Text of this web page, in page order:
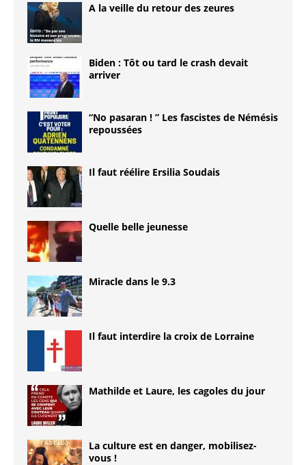
A la veille du retour des zeures
Biden : Tôt ou tard le crash devait
arriver
“No pasaran ! ” Les fascistes de Némésis
repoussées
Il faut réélire Ersilia Soudais
Quelle belle jeunesse
Miracle dans le 9.3
Il faut interdire la croix de Lorraine
Mathilde et Laure, les cagoles du jour
La culture est en danger, mobilisez-
vous !